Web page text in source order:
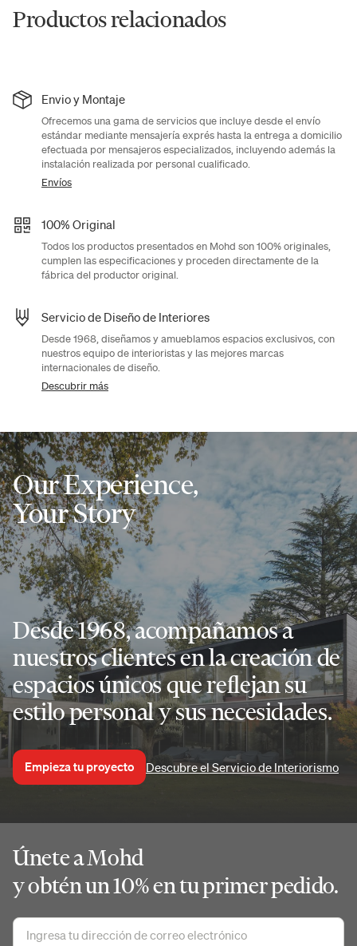
Productos relacionados
Envio y Montaje
Ofrecemos una gama de servicios que incluye desde el envío
estándar mediante mensajería exprés hasta la entrega a domicilio
efectuada por mensajeros especializados, incluyendo además la
instalación realizada por personal cualificado.
Envíos
100% Original
Todos los productos presentados en Mohd son 100% originales,
cumplen las especificaciones y proceden directamente de la
fábrica del productor original.
Servicio de Diseño de Interiores
Desde 1968, diseñamos y amueblamos espacios exclusivos, con
nuestros equipo de interioristas y las mejores marcas
internacionales de diseño.
Descubrir más
Our Experience,
Your Story
Desde 1968, acompañamos a
nuestros clientes en la creación de
espacios únicos que reflejan su
estilo personal y sus necesidades.
Empieza tu proyecto Descubre el Servicio de Interiorismo
Únete a Mohd
y obtén un 10% en tu primer pedido.